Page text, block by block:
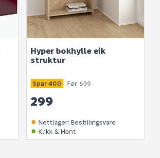
til å stille et spørsmål til dette
Hyper bokhylle eik
struktur
299
Spar 400 Før 699
Nettlager: Bestillingsvare
Klikk & Hent